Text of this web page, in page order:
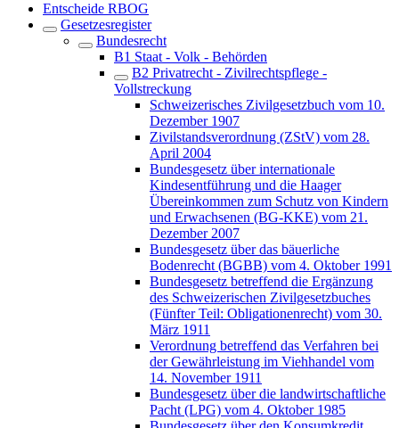
Entscheide RBOG
Gesetzesregister
Bundesrecht
B1 Staat - Volk - Behörden
B2 Privatrecht - Zivilrechtspflege -
Vollstreckung
Schweizerisches Zivilgesetzbuch vom 10.
Dezember 1907
Zivilstandsverordnung (ZStV) vom 28.
April 2004
Bundesgesetz über internationale
Kindesentführung und die Haager
Übereinkommen zum Schutz von Kindern
und Erwachsenen (BG-KKE) vom 21.
Dezember 2007
Bundesgesetz über das bäuerliche
Bodenrecht (BGBB) vom 4. Oktober 1991
Bundesgesetz betreffend die Ergänzung
des Schweizerischen Zivilgesetzbuches
(Fünfter Teil: Obligationenrecht) vom 30.
März 1911
Verordnung betreffend das Verfahren bei
der Gewährleistung im Viehhandel vom
14. November 1911
Bundesgesetz über die landwirtschaftliche
Pacht (LPG) vom 4. Oktober 1985